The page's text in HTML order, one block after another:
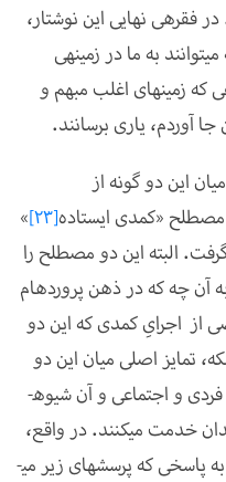
فقره­ی نهایی این نوشتار،
به ما در زمینه­ی
که زمینه­ای اغلب مبهم و
آوردم، یاری برسانند.
این دو گونه از
«کمدی ایستاده[23]
»
البته این دو مصطلح را
آن چه که در ذهن پرورده­ام
از اجرایِ کمدی که این دو
تمایز اصلی میان این دو
فردی و اجتماعی و آن شیوه­
خدمت می­کنند. در واقع،
پاسخی که پرسش­های زیر می­